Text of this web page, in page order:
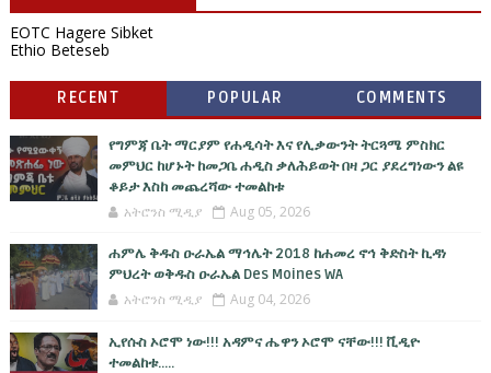
EOTC Hagere Sibket
Ethio Beteseb
RECENT POPULAR COMMENTS
የግምጃ ቤት ማርያም የሐዲሳት እና የሊቃውንት ትርጓሜ ምስክር
መምህር ከሆኑት ከመጋቤ ሐዲስ ቃለሕይወት በዛ ጋር ያደረግነውን ልዩ
ቆይታ እስከ መጨረሻው ተመልከቱ
አትሮንስ ሚዲያ Aug 05, 2026
ሐምሌ ቅዱስ ዑራኤል ማኅሌት 2018 ከሐመረ ኖኅ ቅድስት ኪዳነ
ምህረት ወቅዱስ ዑራኤል Des Moines WA
አትሮንስ ሚዲያ Aug 04, 2026
ኢየሱስ ኦሮሞ ነው!!! አዳምና ሔዋን ኦሮሞ ናቸው!!! ቪዲዮ
ተመልከቱ.....